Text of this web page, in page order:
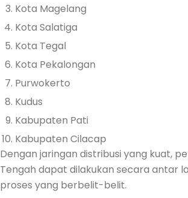
Kota Magelang
Kota Salatiga
Kota Tegal
Kota Pekalongan
Purwokerto
Kudus
Kabupaten Pati
Kabupaten Cilacap
Dengan jaringan distribusi yang kuat,
Tengah dapat dilakukan secara antar
proses yang berbelit-belit.